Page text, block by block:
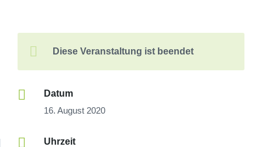
Diese Veranstaltung ist beendet
Datum
16. August 2020
Uhrzeit